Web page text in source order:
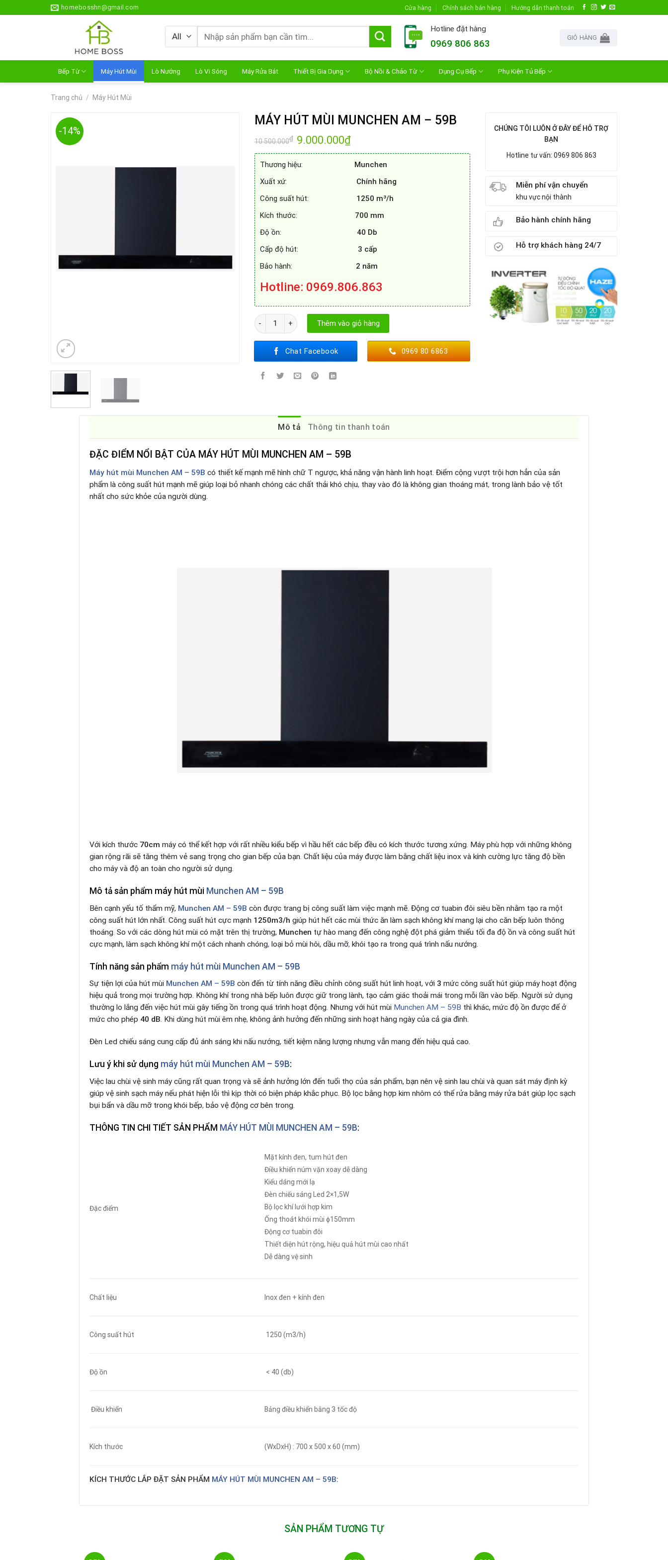
to
homebosshn@gmail.com Cửa hàng Chính sách bán hàng Hướng dẫn thanh toán
Tìm
kiếm:
Hotline đặt hàng
0969 806 863
GIỎ HÀNG
Bếp Từ Máy Hút Mùi Lò Nướng Lò Vi Sóng Máy Rửa Bát Thiết Bị Gia Dụng Bộ Nồi & Chảo Từ Dụng Cụ Bếp Phụ Kiện Tủ Bếp
Trang chủ / Máy Hút Mùi
-14%
MÁY HÚT MÙI MUNCHEN AM – 59B
10.500.000₫ Giá
gốc
là:
9.000.000₫Giá
hiện
tại
9.000.000₫.
Thương hiệu:
Munchen
Xuất xứ:
Chính hãng
Công suất hút:
1250 m³/h
Kích thước: 700 mm
Độ ồn: 40 Db
Cấp độ hút: 3 cấp
Bảo hành: 2 năm
Hotline: 0969.806.863
MÁY HÚT MÙI MUNCHEN AM - 59B số lượng
Thêm vào giỏ hàng
Chat Facebook 0969 80 6863
CHÚNG TÔI LUÔN Ở ĐÂY ĐỂ HỖ TRỢ
BẠN
Hotline tư vấn: 0969 806 863
Miễn phí vận chuyển
khu vực nội thành
Bảo hành chính hãng
Hỗ trợ khách hàng 24/7
Mô tả Thông tin thanh toán
ĐẶC ĐIỂM NỔI BẬT CỦA MÁY HÚT MÙI MUNCHEN AM – 59B
Máy hút mùi Munchen AM – 59B có thiết kế mạnh mẽ hình chữ T ngược, khả năng vận hành linh hoạt. Điểm cộng vượt trội hơn hẳn của sản
phẩm là công suất hút mạnh mẽ giúp loại bỏ nhanh chóng các chất thải khó chịu, thay vào đó là không gian thoáng mát, trong lành bảo vệ tốt
nhất cho sức khỏe của người dùng.
Với kích thước 70cm máy có thể kết hợp với rất nhiều kiểu bếp vì hầu hết các bếp đều có kích thước tương xứng. Máy phù hợp với những không
gian rộng rãi sẽ tăng thêm vẻ sang trọng cho gian bếp của bạn. Chất liệu của máy được làm bằng chất liệu inox và kính cường lực tăng độ bền
cho máy và độ an toàn cho người sử dụng.
Mô tả sản phẩm máy hút mùi Munchen AM – 59B
Bên cạnh yếu tố thẩm mỹ, Munchen AM – 59B còn được trang bị công suất làm việc mạnh mẽ. Động cơ tuabin đôi siêu bền nhằm tạo ra một
công suất hút lớn nhất Công suất hút cực mạnh 1250m3/h giúp hút hết các mùi thức ăn làm sạch không khí mang lại cho căn bếp luôn thông
thoáng So với các dòng hút mùi có mặt trên thị trường, Munchen tự hào mang đến công nghệ đột phá giảm thiểu tối đa độ ồn và công suất hút
cực mạnh, làm sạch không khí một cách nhanh chóng, loại bỏ mùi hôi, dầu mỡ, khói tạo ra trong quá trình nấu nướng.
Tính năng sản phẩm máy hút mùi Munchen AM – 59B
Sự tiện lợi của hút mùi Munchen AM – 59B còn đến từ tính năng điều chỉnh công suất hút linh hoạt, với 3 mức công suất hút giúp máy hoạt động
hiệu quả trong mọi trường hợp. Không khí trong nhà bếp luôn được giữ trong lành, tạo cảm giác thoải mái trong mỗi lần vào bếp. Người sử dụng
thường lo lắng đến việc hút mùi gây tiếng ồn trong quá trình hoạt động. Nhưng với hút mùi Munchen AM – 59B thì khác, mức độ ồn được để ở
mức cho phép 40 dB. Khi dùng hút mùi êm nhẹ, không ảnh hưởng đến những sinh hoạt hàng ngày của cả gia đình.
Đèn Led chiếu sáng cung cấp đủ ánh sáng khi nấu nướng, tiết kiệm năng lượng nhưng vẫn mang đến hiệu quả cao.
Lưu ý khi sử dụng máy hút mùi Munchen AM – 59B:
Việc lau chùi vệ sinh máy cũng rất quan trọng và sẽ ảnh hưởng lớn đến tuổi thọ của sản phẩm, bạn nên vệ sinh lau chùi và quan sát máy định kỳ
giúp vệ sinh sạch máy nếu phát hiện lỗi thì kịp thời có biện pháp khắc phục. Bộ lọc bằng hợp kim nhôm có thể rửa bằng máy rửa bát giúp lọc sạch
bụi bẩn và dầu mỡ trong khói bếp, bảo vệ động cơ bên trong.
THÔNG TIN CHI TIẾT SẢN PHẨM MÁY HÚT MÙI MUNCHEN AM – 59B:
Đặc điểm
Mặt kính đen, tum hút đen
Điều khiển núm vặn xoay dễ dàng
Kiểu dáng mới lạ
Đèn chiếu sáng Led 2×1,5W
Bộ lọc khí lưới hợp kim
Ống thoát khói mùi ϕ150mm
Động cơ tuabin đôi
Thiết diện hút rộng, hiệu quả hút mùi cao nhất
Dễ dàng vệ sinh
Chất liệu Inox đen + kính đen
Công suất hút 1250 (m3/h)
Độ ồn < 40 (db)
Điều khiển Bảng điều khiển bằng 3 tốc độ
Kích thước (WxDxH) : 700 x 500 x 60 (mm)
KÍCH THƯỚC LẮP ĐẶT SẢN PHẨM MÁY HÚT MÙI MUNCHEN AM – 59B:
SẢN PHẨM TƯƠNG TỰ